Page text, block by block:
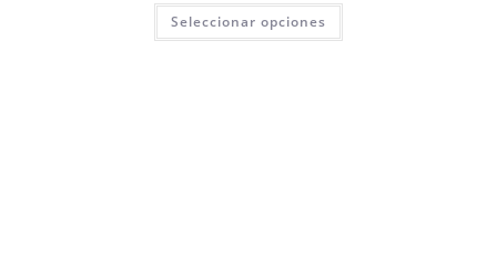
Seleccionar opciones